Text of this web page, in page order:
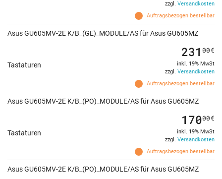
Auftragsbezogen bestellbar
zzgl. Versandkosten
Asus GU605MV-2E K/B_(GE)_MODULE/AS für Asus GU605MZ
Tastaturen
Auftragsbezogen bestellbar
231 00€
inkl. 19% MwSt
zzgl. Versandkosten
Asus GU605MV-2E K/B_(PO)_MODULE/AS für Asus GU605MZ
Tastaturen
Auftragsbezogen bestellbar
17000€
inkl. 19% MwSt
zzgl. Versandkosten
Asus GU605MV-2E K/B_(PO)_MODULE/AS für Asus GU605MZ